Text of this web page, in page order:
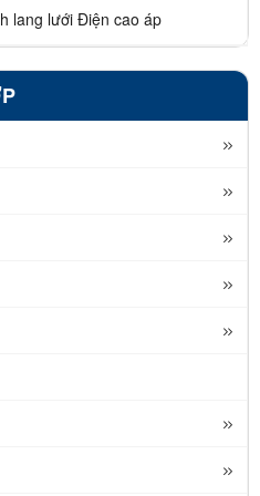
lang lưới Điện cao áp